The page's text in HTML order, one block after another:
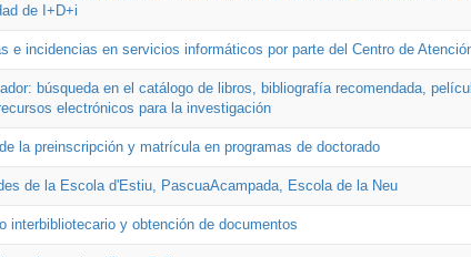
de I+D+i
e incidencias en servicios informáticos por parte del Centro de
búsqueda en el catálogo de libros, bibliografía recomendada,
electrónicos para la investigación
la preinscripción y matrícula en programas de doctorado
de la Escola d'Estiu, PascuaAcampada, Escola de la Neu
interbibliotecario y obtención de documentos